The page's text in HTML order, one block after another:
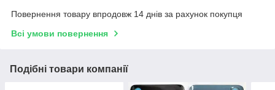
Повернення товару впродовж 14 днів за рахунок покупця
Всі умови повернення
Подібні товари компанії